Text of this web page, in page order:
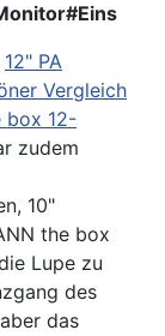
12" PA
Vergleich
box 12-
zudem
10"
the box
Lupe zu
des
das